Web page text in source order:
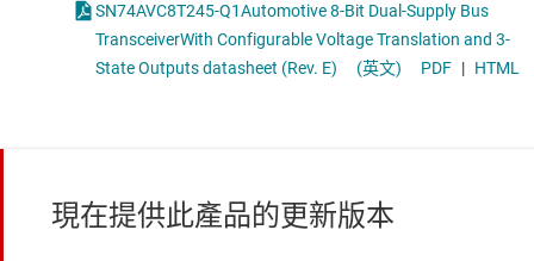
SN74AVC8T245-Q1Automotive 8-Bit Dual-Supply Bus
TransceiverWith Configurable Voltage Translation and 3-
State Outputs datasheet (Rev. E)
(英文) PDF | HTML
現在提供此產品的更新版本